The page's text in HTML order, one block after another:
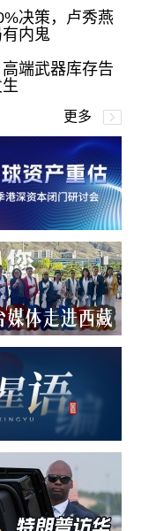
决策，卢秀燕
内鬼
端武器库存告
更多